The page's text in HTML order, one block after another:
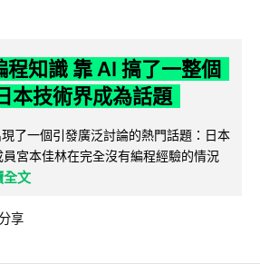
程知識 靠 AI 搞了一整個
本技術界成為話題
了一個引發廣泛討論的熱門話題：日本
宮本佳林在完全沒有編程經驗的情況
全文
享